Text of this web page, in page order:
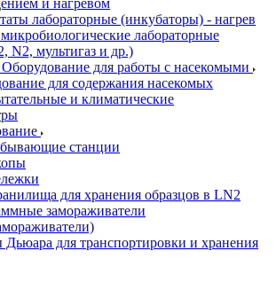
и нагревом
лабораторные (инкубаторы) - нагрев
лабораторные
N2, мультигаз и др.)
для работы с насекомыми
для содержания насекомых
и климатические
станции
для хранения образцов в LN2
замораживатели
Дьюара для транспортировки и хранения